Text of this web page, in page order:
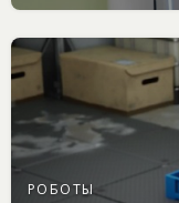
РОБОТЫ